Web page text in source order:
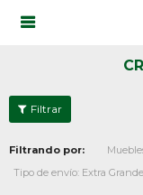

Filtrando por:
Tipo de envío: Extra Grande